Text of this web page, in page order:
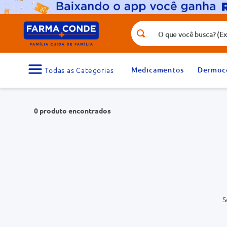
O que você busca? (Ex.: vitamina,
Medicamentos
0 produto
Termos mais buscados
1
medicamento